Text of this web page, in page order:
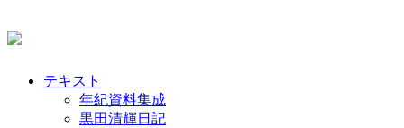
テキスト
年紀資料集成
黒田清輝日記